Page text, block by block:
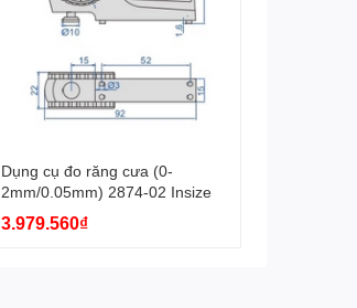
Dụng cụ đo răng cưa (0-
2mm/0.05mm) 2874-02 Insize
3.979.560₫